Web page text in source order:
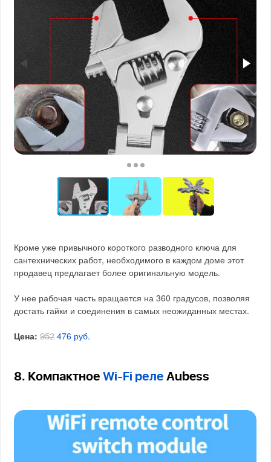
Кроме уже привычного короткого разводного ключа для
сантехнических работ, необходимого в каждом доме этот
продавец предлагает более оригинальную модель.
У нее рабочая часть вращается на 360 градусов, позволяя
достать гайки и соединения в самых неожиданных местах.
Цена: 952 476 руб.
8. КомпактноеWi-Fi реле Aubess